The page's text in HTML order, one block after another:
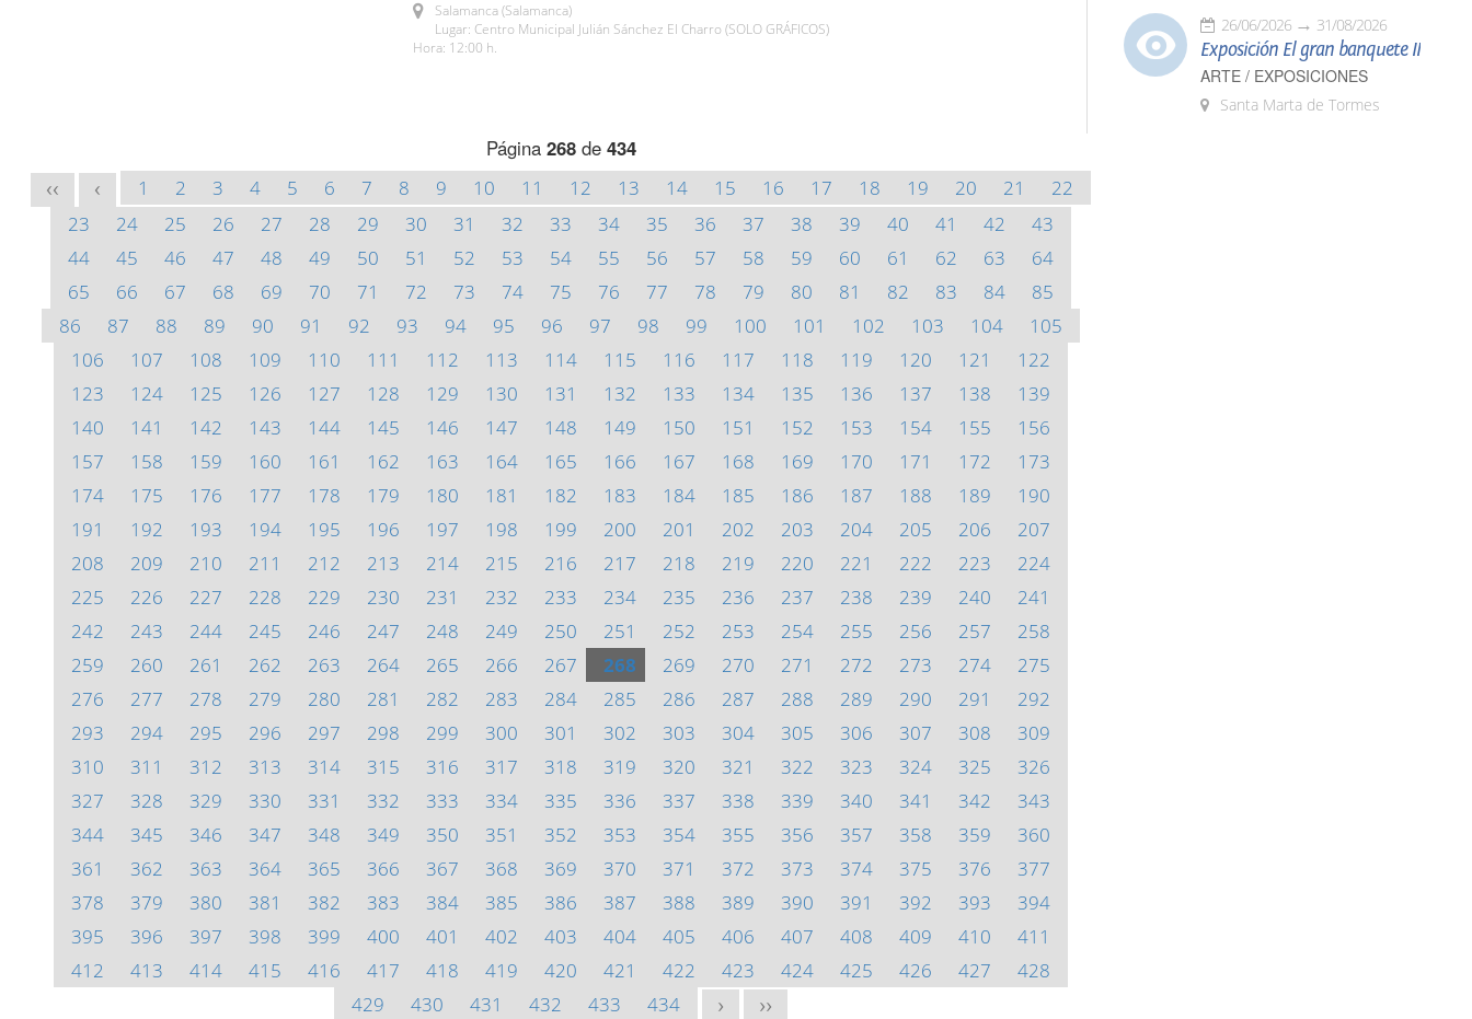
Salamanca (Salamanca)
Lugar: Centro Municipal Julián Sánchez El Charro (SOLO GRÁFICOS)
Hora: 12:00 h.
Página 268de 434
<< < 1 2 3 4 5 6 7 8 9 10 11 12 13 14 15 16 17 18 19 20 21
22
23
24 25 26 27 28 29 30 31 32 33 34 35 36 37 38 39 40 41 42
43
44
45 46 47 48 49 50 51 52 53 54 55 56 57 58 59 60 61 62 63
64
65
66 67 68 69 70 71 72 73 74 75 76 77 78 79 80 81 82 83 84
85
86
87 88 89 90 91 92 93 94 95 96 97 98 99 100 101 102 103 104
105
106
107 108 109 110 111 112 113 114 115 116 117 118 119 120 121
122
123
124 125 126 127 128 129 130 131 132 133 134 135 136 137 138
139
140
141 142 143 144 145 146 147 148 149 150 151 152 153 154 155
156
157
158 159 160 161 162 163 164 165 166 167 168 169 170 171 172
173
174
175 176 177 178 179 180 181 182 183 184 185 186 187 188 189
190
191
192 193 194 195 196 197 198 199 200 201 202 203 204 205 206
207
208
209 210 211 212 213 214 215 216 217 218 219 220 221 222 223
224
225
226 227 228 229 230 231 232 233 234 235 236 237 238 239 240
241
242
243 244 245 246 247 248 249 250 251 252 253 254 255 256 257
258
259
260 261 262 263 264 265 266 267 268 269 270 271 272 273 274
275
276
277 278 279 280 281 282 283 284 285 286 287 288 289 290 291
292
293
294 295 296 297 298 299 300 301 302 303 304 305 306 307 308
309
310
311 312 313 314 315 316 317 318 319 320 321 322 323 324 325
326
327
328 329 330 331 332 333 334 335 336 337 338 339 340 341 342
343
344
345 346 347 348 349 350 351 352 353 354 355 356 357 358 359
360
361
362 363 364 365 366 367 368 369 370 371 372 373 374 375 376
377
378
379 380 381 382 383 384 385 386 387 388 389 390 391 392 393
394
395
396 397 398 399 400 401 402 403 404 405 406 407 408 409 410
411
412
413 414 415 416 417 418 419 420 421 422 423 424 425 426 427
428
429
430 431 432 433 434 > >>
26/06/2026 31/08/2026
Exposición El gran banquete II
ARTE / EXPOSICIONES
Santa Marta de Tormes